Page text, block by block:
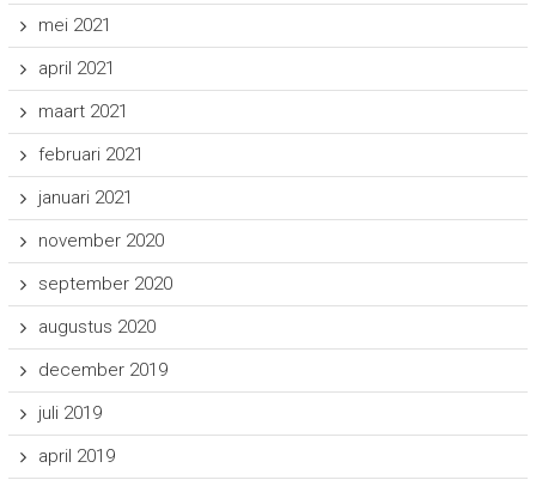
mei 2021
april 2021
maart 2021
februari 2021
januari 2021
november 2020
september 2020
augustus 2020
december 2019
juli 2019
april 2019